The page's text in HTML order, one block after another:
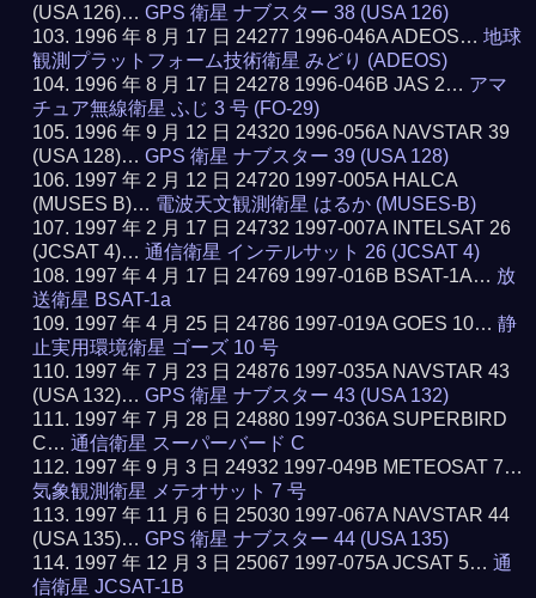
(USA 126)…GPS 衛星 ナブスター 38 (USA 126)
1996 年 8 月 17 日 24277 1996-046A ADEOS…地球
観測プラットフォーム技術衛星 みどり (ADEOS)
1996 年 8 月 17 日 24278 1996-046B JAS 2… アマ
チュア無線衛星 ふじ 3 号 (FO-29)
1996 年 9 月 12 日 24320 1996-056A NAVSTAR 39
(USA 128)…GPS 衛星 ナブスター 39 (USA 128)
1997 年 2 月 12 日 24720 1997-005A HALCA
(MUSES B)… 電波天文観測衛星 はるか (MUSES-B)
1997 年 2 月 17 日 24732 1997-007A INTELSAT 26
(JCSAT 4)…通信衛星 インテルサット 26 (JCSAT 4)
1997 年 4 月 17 日 24769 1997-016B BSAT-1A… 放
送衛星 BSAT-1a
1997 年 4 月 25 日 24786 1997-019A GOES 10…静
止実用環境衛星 ゴーズ 10 号
1997 年 7 月 23 日 24876 1997-035A NAVSTAR 43
(USA 132)…GPS 衛星 ナブスター 43 (USA 132)
1997 年 7 月 28 日 24880 1997-036A SUPERBIRD
C…通信衛星 スーパーバード C
1997 年 9 月 3 日 24932 1997-049B METEOSAT 7…
気象観測衛星 メテオサット 7 号
1997 年 11 月 6 日 25030 1997-067A NAVSTAR 44
(USA 135)…GPS 衛星 ナブスター 44 (USA 135)
1997 年 12 月 3 日 25067 1997-075A JCSAT 5…通
信衛星 JCSAT-1B